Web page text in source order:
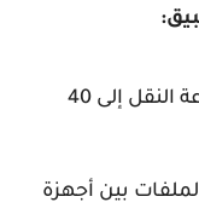
سرعة فائقة: يمكن أن تصل سرعة النقل إلى 40
بين أجهزة